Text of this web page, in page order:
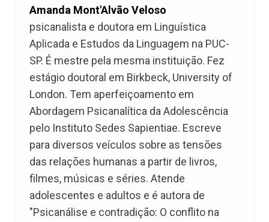
Amanda Mont'Alvão Veloso
psicanalista e doutora em Linguística
Aplicada e Estudos da Linguagem na PUC-
SP. É mestre pela mesma instituição. Fez
estágio doutoral em Birkbeck, University of
London. Tem aperfeiçoamento em
Abordagem Psicanalítica da Adolescência
pelo Instituto Sedes Sapientiae. Escreve
para diversos veículos sobre as tensões
das relações humanas a partir de livros,
filmes, músicas e séries. Atende
adolescentes e adultos e é autora de
"Psicanálise e contradição: O conflito na